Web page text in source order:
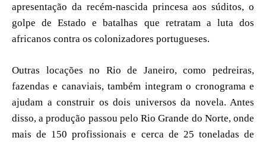
apresentação da recém-nascida princesa aos súditos, o
golpe de Estado e batalhas que retratam a luta dos
africanos contra os colonizadores portugueses.
Outras locações no Rio de Janeiro, como pedreiras,
fazendas e canaviais, também integram o cronograma e
ajudam a construir os dois universos da novela. Antes
disso, a produção passou pelo Rio Grande do Norte, onde
mais de 150 profissionais e cerca de 25 toneladas de